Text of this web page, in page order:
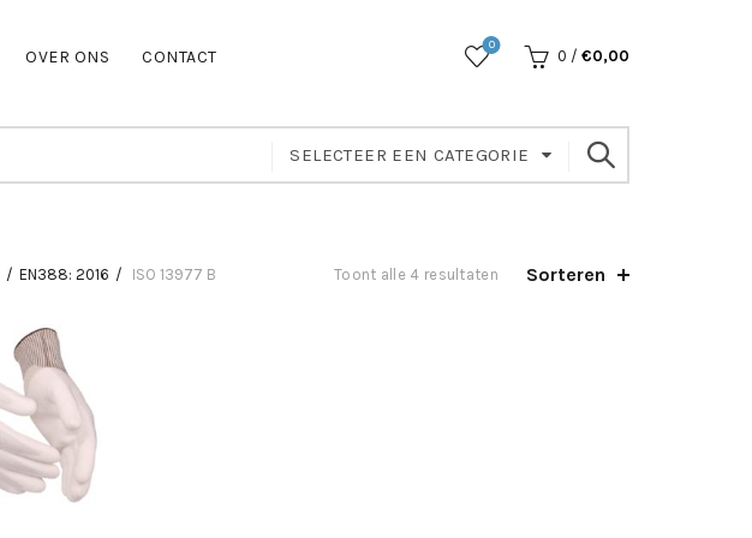
OVER ONS CONTACT
0
0 / €0,00
SELECTEER EEN CATEGORIE
EN388: 2016 ISO 13977 B Toont alle 4 resultaten Sorteren